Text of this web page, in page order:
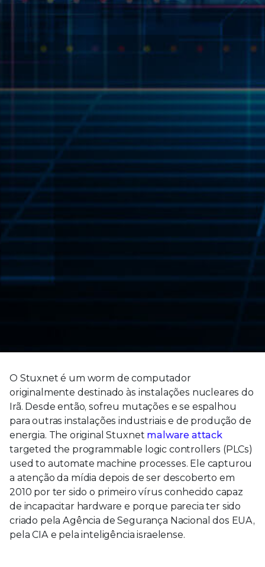
O Stuxnet é um worm de computador
originalmente destinado às instalações nucleares do
Irã. Desde então, sofreu mutações e se espalhou
para outras instalações industriais e de produção de
energia. The original Stuxnet malware attack
targeted the programmable logic controllers (PLCs)
used to automate machine processes. Ele capturou
a atenção da mídia depois de ser descoberto em
2010 por ter sido o primeiro vírus conhecido capaz
de incapacitar hardware e porque parecia ter sido
criado pela Agência de Segurança Nacional dos EUA,
pela CIA e pela inteligência israelense.